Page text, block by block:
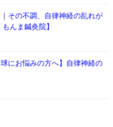
その不調、自律神経の乱れが
んま鍼灸院】
にお悩みの方へ】自律神経の